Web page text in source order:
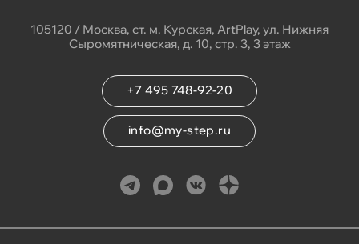
105120 / Москва, ст. м. Курская, ArtPlay, ул. Нижняя
Сыромятническая, д. 10, стр. 3, 3 этаж
+7 495 748-92-20
info@my-step.ru